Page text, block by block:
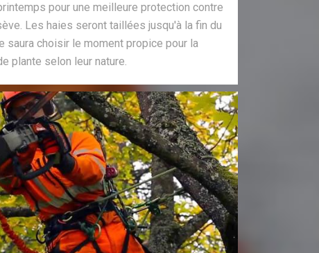
pour une meilleure protection contre
Les haies seront taillées jusqu'à la fin du
saura choisir le moment propice pour la
plante selon leur nature.